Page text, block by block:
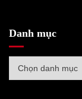
Danh mục
mục